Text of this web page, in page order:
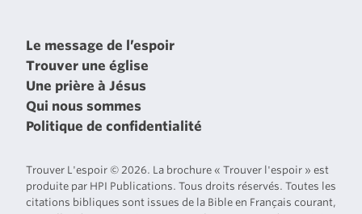
Le message de l’espoir
Trouver une église
Une prière à Jésus
Qui nous sommes
Politique de confidentialité
Trouver L'espoir © 2026. La brochure « Trouver l'espoir » est
produite par HPI Publications. Tous droits réservés. Toutes les
citations bibliques sont issues de la Bible en Français courant,